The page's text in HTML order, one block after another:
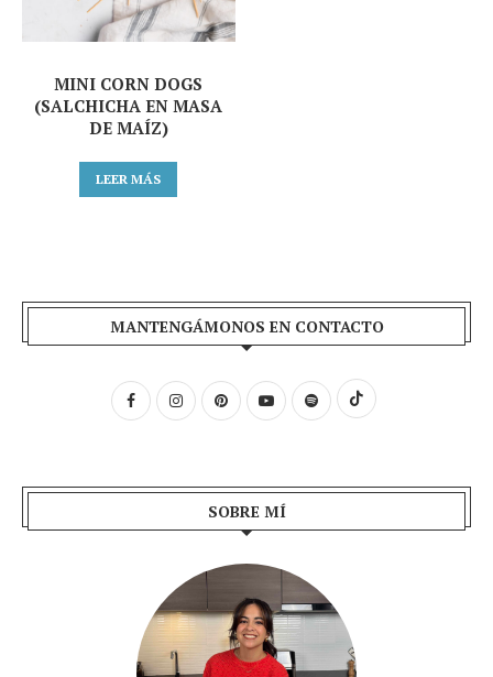
MINI CORN DOGS
(SALCHICHA EN MASA
DE MAÍZ)
LEER MÁS
MANTENGÁMONOS EN CONTACTO
SOBRE MÍ